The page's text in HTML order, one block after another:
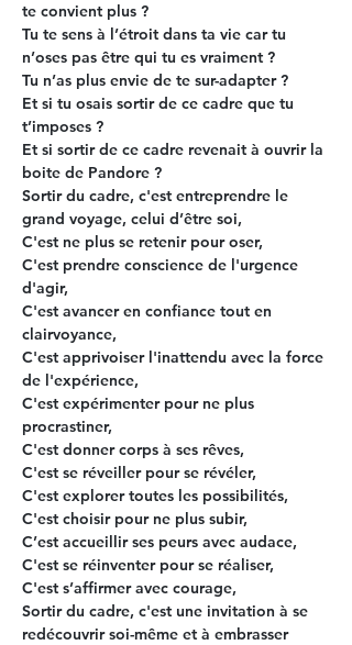
te convient plus ?
Tu te sens à l’étroit dans ta vie car tu
n’oses pas être qui tu es vraiment ?
Tu n’as plus envie de te sur-adapter ?
Et si tu osais sortir de ce cadre que tu
t’imposes ?
Et si sortir de ce cadre revenait à ouvrir la
boite de Pandore ?
Sortir du cadre, c'est entreprendre le
grand voyage, celui d’être soi,
C'est ne plus se retenir pour oser,
C'est prendre conscience de l'urgence
d'agir,
C'est avancer en confiance tout en
clairvoyance,
C'est apprivoiser l'inattendu avec la force
de l'expérience,
C'est expérimenter pour ne plus
procrastiner,
C'est donner corps à ses rêves,
C'est se réveiller pour se révéler,
C'est explorer toutes les possibilités,
C'est choisir pour ne plus subir,
C’est accueillir ses peurs avec audace,
C'est se réinventer pour se réaliser,
C'est s’affirmer avec courage,
Sortir du cadre, c'est une invitation à se
redécouvrir soi-même et à embrasser